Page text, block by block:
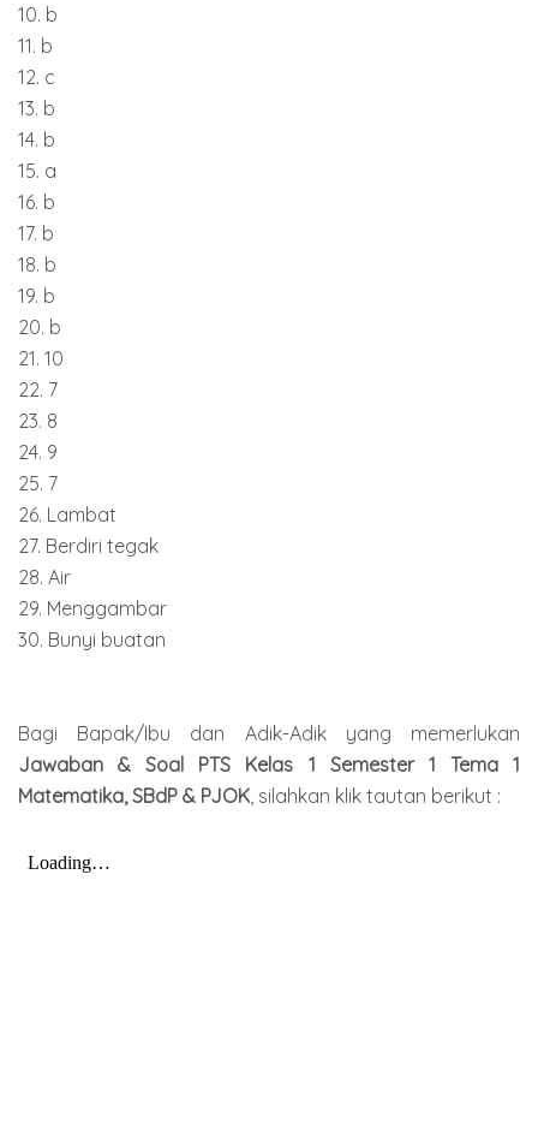
10. b
11. b
12. c
13. b
14. b
15. a
16. b
17. b
18. b
19. b
20. b
21. 10
22. 7
23. 8
24. 9
25. 7
26. Lambat
27. Berdiri tegak
28. Air
29. Menggambar
30. Bunyi buatan
Bagi Bapak/Ibu dan Adik-Adik yang memerlukan
Jawaban & Soal PTS Kelas 1 Semester 1 Tema 1
Matematika, SBdP & PJOK , silahkan klik tautan berikut :